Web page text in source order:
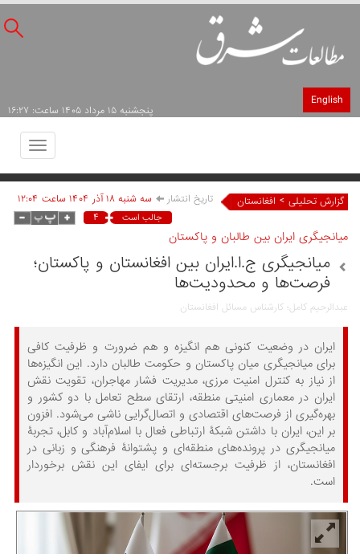
English
پنجشنبه ۱۵ مرداد ۱۴۰۵ ساعت: ۱۶:۲۷
Toggle
گزارش تحلیلی > افغانستان تاریخ انتشار سه شنبه ۱۸ آذر ۱۴۰۴ ساعت ۱۲:۰۴
جالب است ۴
میانجیگری ایران بین طالبان و پاکستان
میانجیگری ج.ا.ایران بین افغانستان و پاکستان؛
فرصت‌ها و محدودیت‌ها
عبدالرحیم کامل؛ کارشناس مسائل افغانستان
ایران در وضعیت کنونی هم انگیزه و هم ضرورت و ظرفیت کافی
برای میانجیگری میان پاکستان و حکومت طالبان دارد. این انگیزه‌ها
از نیاز به کنترل امنیت مرزی، مدیریت فشار مهاجران، تقویت نقش
ایران در معماری امنیتی منطقه، ارتقای سطح تعامل با دو کشور و
بهره‌گیری از فرصت‌های اقتصادی و اتصال‌گرایی ناشی می‌شود. افزون
بر این، ایران با داشتن شبکۀ ارتباطی فعال با اسلام‌آباد و کابل، تجربۀ
میانجیگری در پرونده‌های منطقه‌ای و پشتوانۀ فرهنگی و زبانی در
افغانستان، از ظرفیت برجسته‌ای برای ایفای این نقش برخوردار
است.